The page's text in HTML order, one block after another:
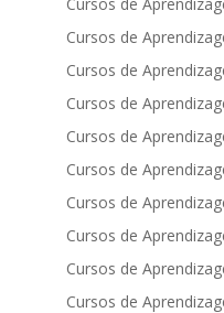
Cursos de
Cursos de
Cursos de
Cursos de
Cursos de
Cursos de
Cursos de
Cursos de
Cursos de